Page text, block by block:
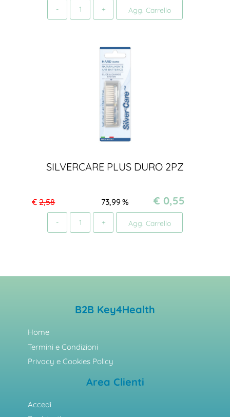
Agg. Carrello
SILVERCARE PLUS DURO 2PZ
€ 2,58 %
73,99 € 0,55
Agg. Carrello
B2B Key4Health
Home
Termini e Condizioni
Privacy e Cookies Policy
Area Clienti
Accedi